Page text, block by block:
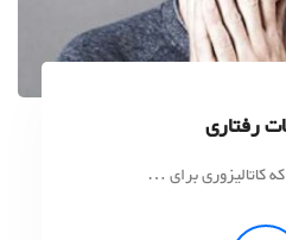
رفتاری
کاتالیزوری برای …